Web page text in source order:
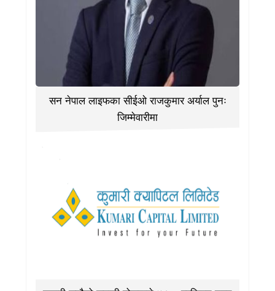
सन नेपाल लाइफका सीईओ राजकुमार अर्याल पुनः
जिम्मेवारीमा